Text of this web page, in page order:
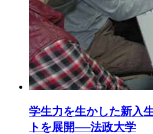
学生力を生かした新入
トを展開──法政大学